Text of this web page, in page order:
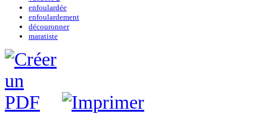
enfoulardée
enfoulardement
découronner
maratiste